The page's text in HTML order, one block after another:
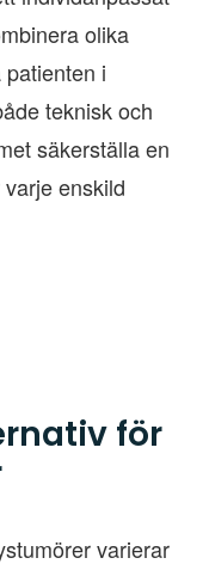
olika
i
teknisk och
säkerställa en
enskild
för
varierar